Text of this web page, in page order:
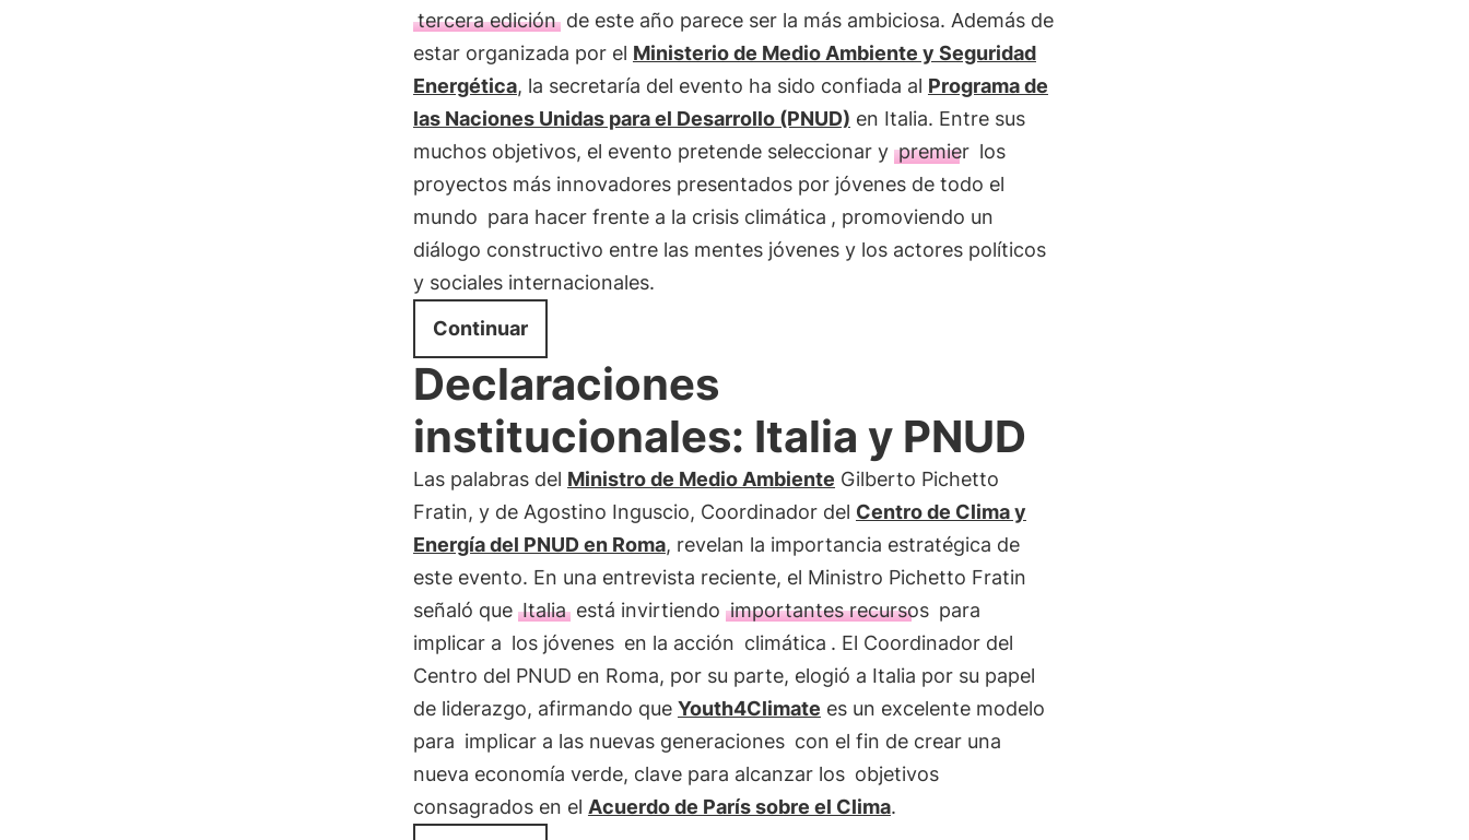
tercera ediciónde este año parece ser la más ambiciosa. Además de
estar organizada por el Ministerio de Medio Ambiente y Seguridad
Energética, la secretaría del evento ha sido confiada al Programa de
las Naciones Unidas para el Desarrollo (PNUD) en Italia. Entre sus
muchos objetivos, el evento pretende seleccionar y premier los
proyectos más innovadores presentados por jóvenes de todo el
mundo para hacer frente a la crisis climática , promoviendo un
diálogo constructivo entre las mentes jóvenes y los actores políticos
y sociales internacionales.
Continuar
Declaraciones
institucionales: Italia y PNUD
Las palabras del Ministro de Medio Ambiente Gilberto Pichetto
Fratin, y de Agostino Inguscio, Coordinador del Centro de Clima y
Energía del PNUD en Roma, revelan la importancia estratégica de
este evento. En una entrevista reciente, el Ministro Pichetto Fratin
señaló que Italiaestá invirtiendo importantes recursos para
implicar a los jóvenes en la acción climática . El Coordinador del
Centro del PNUD en Roma, por su parte, elogió a Italia por su papel
de liderazgo, afirmando que Youth4Climate es un excelente modelo
para implicar a las nuevas generaciones con el fin de crear una
nueva economía verde, clave para alcanzar los objetivos
consagrados en el Acuerdo de París sobre el Clima.